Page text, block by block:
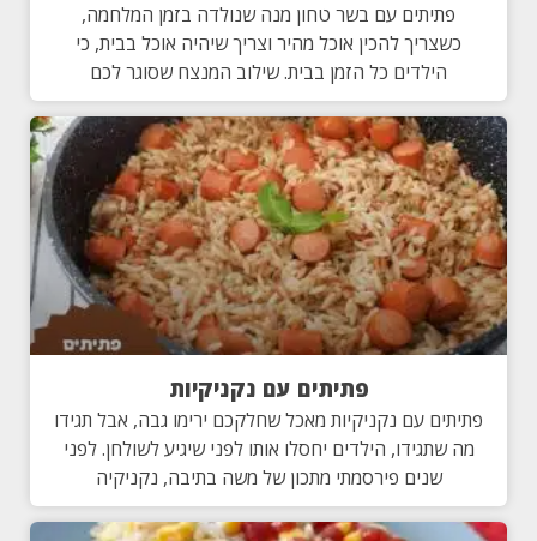
פתיתים עם בשר טחון מנה שנולדה בזמן המלחמה,
כשצריך להכין אוכל מהיר וצריך שיהיה אוכל בבית, כי
הילדים כל הזמן בבית. שילוב המנצח שסוגר לכם
פתיתים עם נקניקיות
פתיתים עם נקניקיות מאכל שחלקכם ירימו גבה, אבל תגידו
מה שתגידו, הילדים יחסלו אותו לפני שיגיע לשולחן. לפני
שנים פירסמתי מתכון של משה בתיבה, נקניקיה